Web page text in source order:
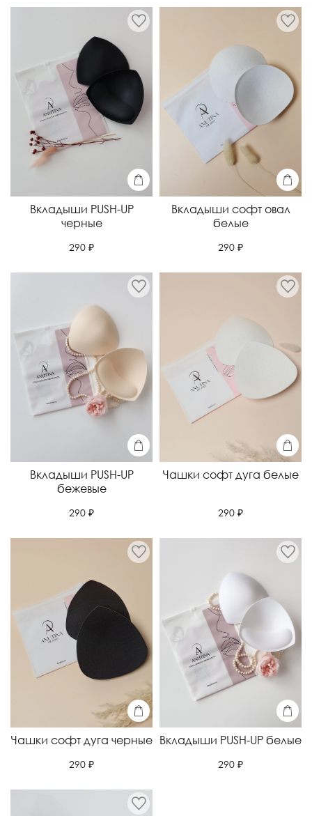
Вкладыши PUSH-UP
черные
290 ₽
Вкладыши софт овал
белые
290 ₽
Вкладыши PUSH-UP
бежевые
290 ₽
Чашки софт дуга белые
290 ₽
Чашки софт дуга черные
290 ₽
Вкладыши PUSH-UP белые
290 ₽